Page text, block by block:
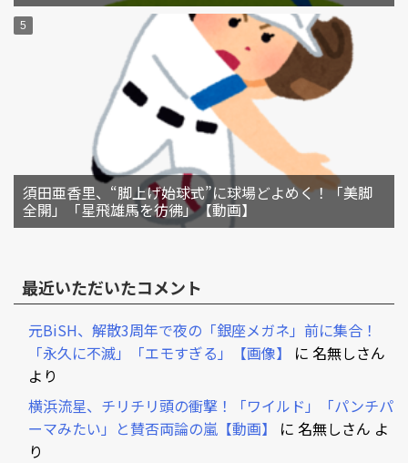
須田亜香里、“脚上げ始球式”に球場どよめく！「美脚
全開」「星飛雄馬を彷彿」【動画】
最近いただいたコメント
元BiSH、解散3周年で夜の「銀座メガネ」前に集合！
「永久に不滅」「エモすぎる」【画像】
に 名無しさん
より
横浜流星、チリチリ頭の衝撃！「ワイルド」「パンチパ
ーマみたい」と賛否両論の嵐【動画】
に 名無しさん よ
り